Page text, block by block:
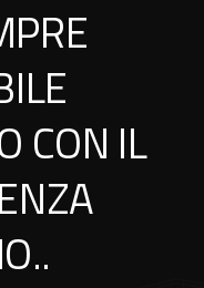
CON IL